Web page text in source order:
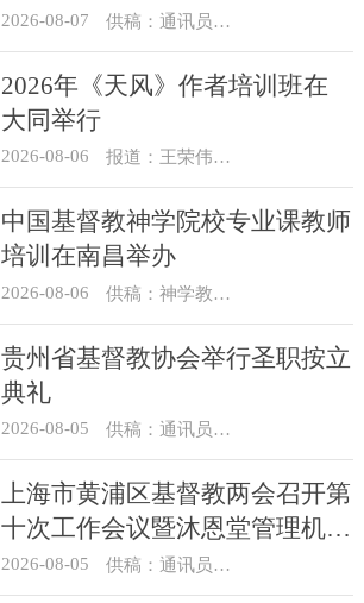
象”教育活动总结会议
2026-08-07 供稿：通讯员 汪浩
2026年《天风》作者培训班在
大同举行
2026-08-06 报道：王荣伟 摄影：冯谦
中国基督教神学院校专业课教师
培训在南昌举办
2026-08-06 供稿：神学教育部
贵州省基督教协会举行圣职按立
典礼
2026-08-05 供稿：通讯员 杨菁
上海市黄浦区基督教两会召开第
十次工作会议暨沐恩堂管理机构
七月份联席会议
2026-08-05 供稿：通讯员 景健美